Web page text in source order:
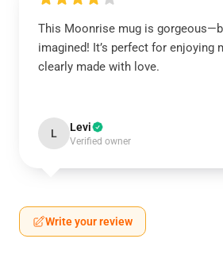
This Moonrise mug is
imagined! It’s perfect for enjoying
clearly made with love.
L Levi
Verified owner
Write your review